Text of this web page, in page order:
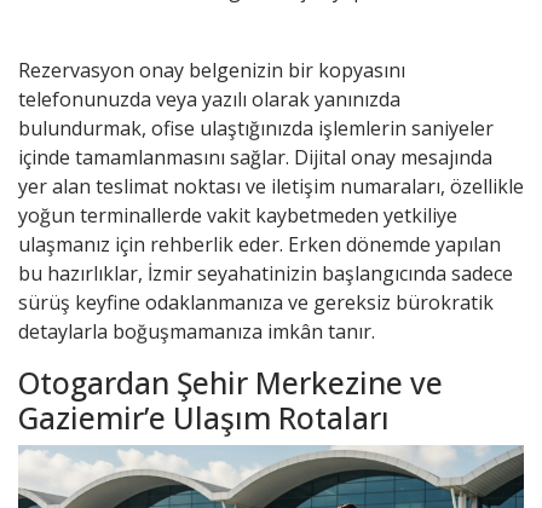
Rezervasyon onay belgenizin bir kopyasını
telefonunuzda veya yazılı olarak yanınızda
bulundurmak, ofise ulaştığınızda işlemlerin saniyeler
içinde tamamlanmasını sağlar. Dijital onay mesajında
yer alan teslimat noktası ve iletişim numaraları, özellikle
yoğun terminallerde vakit kaybetmeden yetkiliye
ulaşmanız için rehberlik eder. Erken dönemde yapılan
bu hazırlıklar, İzmir seyahatinizin başlangıcında sadece
sürüş keyfine odaklanmanıza ve gereksiz bürokratik
detaylarla boğuşmamanıza imkân tanır.
Otogardan Şehir Merkezine ve
Gaziemir’e Ulaşım Rotaları